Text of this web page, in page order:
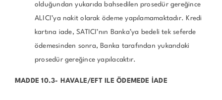
olduğundan yukarıda bahsedilen prosedür gereğince
ALICI’ya nakit olarak ödeme yapılamamaktadır. Kredi
kartına iade, SATICI’nın Banka’ya bedeli tek seferde
ödemesinden sonra, Banka tarafından yukarıdaki
prosedür gereğince yapılacaktır.
MADDE 10.3- HAVALE/EFT ILE ÖDEMEDE İADE